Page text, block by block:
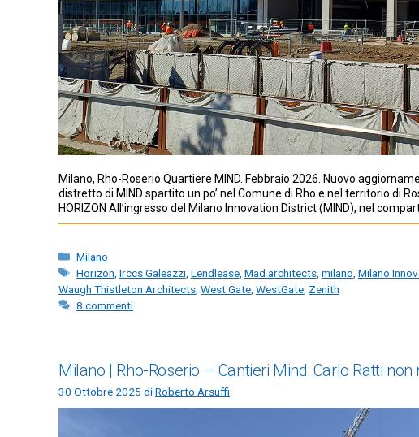
Milano, Rho-Roserio Quartiere MIND. Febbraio 2026. Nuovo
distretto di MIND spartito un po’ nel Comune di Rho e nel territorio di
HORIZON All’ingresso del Milano Innovation District (MIND), nel
Categorie
Milano
Tag
Horizon Irccs Galeazzi, Lendlease, Mad architects, milano Milano
Waugh Thistleton Architects West Gate WestGate Zenith
8 commenti
Milano | Rho-Roserio – Cantieri Mind: Carlo Ratti
30 Ottobre 2025 diRoberto Arsuffi